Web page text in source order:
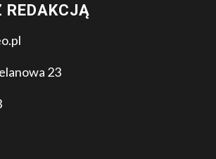
REDAKCJĄ
23